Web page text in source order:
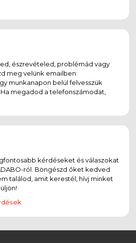
észrevételed, problémád vagy
meg velünk emailben:
munkanapon belül felvesszük
megadod a telefonszámodat,
kérdéseket és válaszokat
ról. Böngészd őket kedved
találod, amit kerestél, hívj minket